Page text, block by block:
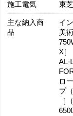
施工電気 東
主な納入商
品
イ
美
X］
AL-
ロ
プ
［